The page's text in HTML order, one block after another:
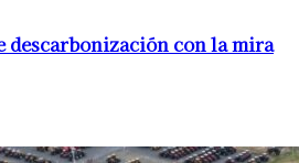
descarbonización con la mira